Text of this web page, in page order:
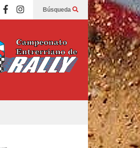
Búsqueda